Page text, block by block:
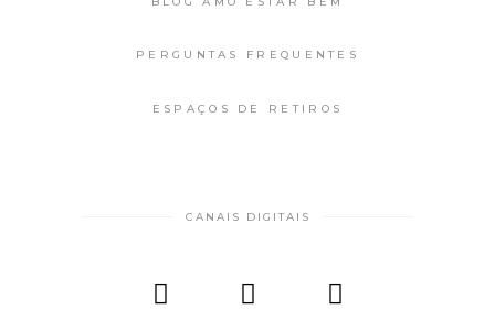
PERGUNTAS FREQUENTES
ESPAÇOS DE RETIROS
CANAIS DIGITAIS